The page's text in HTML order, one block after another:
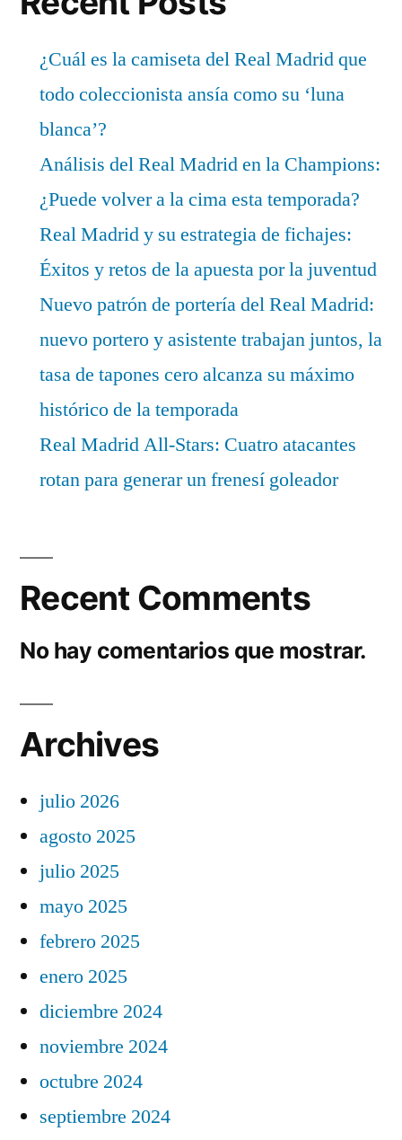
¿Cuál es la camiseta del Real Madrid que
todo coleccionista ansía como su ‘luna
blanca’?
Análisis del Real Madrid en la Champions:
¿Puede volver a la cima esta temporada?
Real Madrid y su estrategia de fichajes:
Éxitos y retos de la apuesta por la juventud
Nuevo patrón de portería del Real Madrid:
nuevo portero y asistente trabajan juntos, la
tasa de tapones cero alcanza su máximo
histórico de la temporada
Real Madrid All-Stars: Cuatro atacantes
rotan para generar un frenesí goleador
Recent Comments
No hay comentarios que mostrar.
Archives
julio 2026
agosto 2025
julio 2025
mayo 2025
febrero 2025
enero 2025
diciembre 2024
noviembre 2024
octubre 2024
septiembre 2024